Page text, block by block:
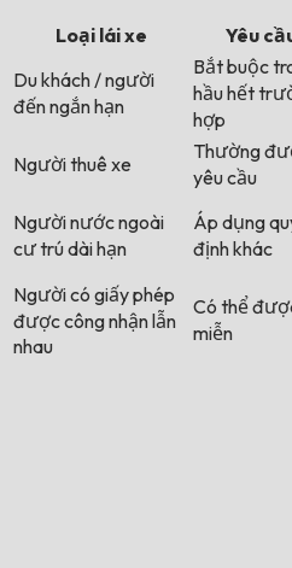
Loại lái xe Yêu
Du khách / người
đến ngắn hạn
Bắt buộc
hầu hết
hợp
Người thuê xe
Thường
yêu cầu
Người nước ngoài
cư trú dài hạn
Áp dụng
định khác
Người có giấy phép
được công nhận lẫn
nhau
Có thể
miễn